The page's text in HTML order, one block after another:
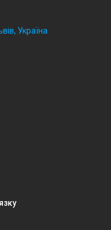
Україна